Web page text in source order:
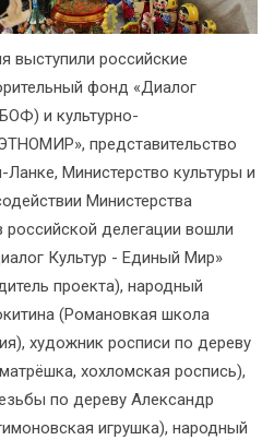
выступили российские
фонд «Диалог
и культурно-
представительство
Министерство культуры и
Министерства
российской делегации вошли
Культур - Единый Мир»
проекта), народный
(Романовкая школа
художник росписи по дереву
хохломская роспись),
по дереву Александр
игрушка), народный